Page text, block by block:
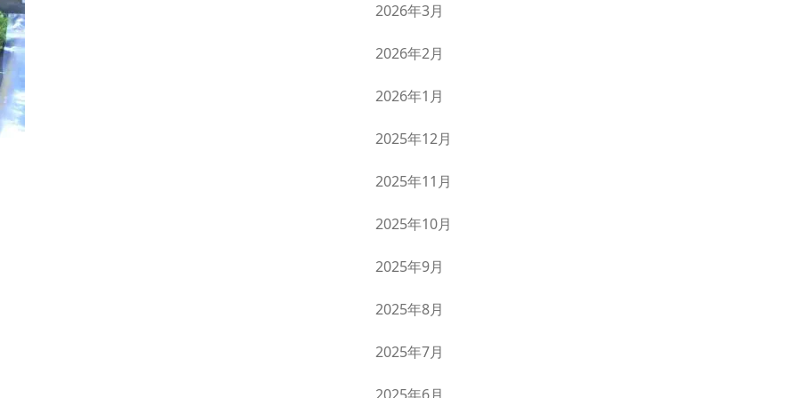
2026年3月
2026年2月
2026年1月
2025年12月
2025年11月
2025年10月
2025年9月
2025年8月
2025年7月